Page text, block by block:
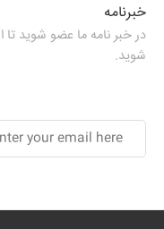
خبرنامه
در خبر نامه ما عضو شوید
شوید.